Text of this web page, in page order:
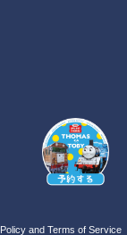
and Terms of Service